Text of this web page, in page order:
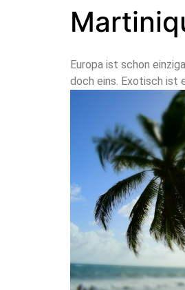
Europa ist schon
doch eins. Exotisch ist